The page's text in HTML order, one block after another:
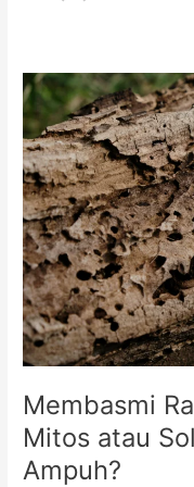
Membasmi
Mitos atau
Ampuh?
Membasmi
Rayap
dengan
Garam,
Mitos
atau
Solusi
yang
Terbukti
Ampuh?